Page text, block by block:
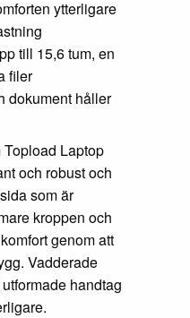
ytterligare
till 15,6 tum, en
filer
dokument håller
Laptop
och robust och
som är
kroppen och
genom att
Vadderade
handtag